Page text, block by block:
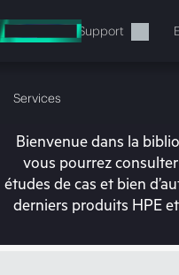
au
contenu
Support
Services
Votre
Bienvenue dans la
vous pourrez
études de cas et bien
derniers produits HPE